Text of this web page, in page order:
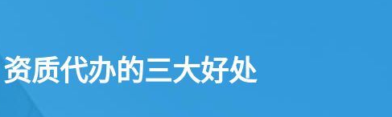
资质代办的三大好处